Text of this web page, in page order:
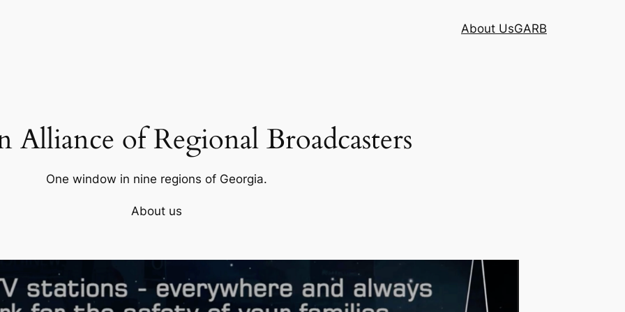
About UsGARB
Alliance of Regional Broadcasters
One window in nine regions of Georgia.
About us